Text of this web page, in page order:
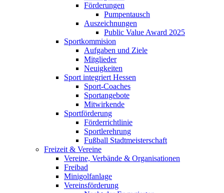
Förderungen
Pumpentausch
Auszeichnungen
Public Value Award 2025
Sportkommision
Aufgaben und Ziele
Mitglieder
Neuigkeiten
Sport integriert Hessen
Sport-Coaches
Sportangebote
Mitwirkende
Sportförderung
Förderrichtlinie
Sportlerehrung
Fußball Stadtmeisterschaft
Freizeit & Vereine
Vereine, Verbände & Organisationen
Freibad
Minigolfanlage
Vereinsförderung